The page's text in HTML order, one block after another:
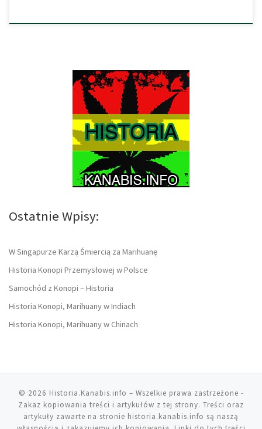
Ostatnie Wpisy:
W Singapurze Karzą Śmiercią za Marihuanę
Historia Konopi Przemysłowej w Polsce
Samochód z Konopi – Historia
Historia Konopi, Marihuany w Indiach
Historia Konopi, Marihuany w Chinach
© 2026 Historia.Kanabis.info – Wszelkie prawa zastrzeżone -
Zakaz kopiowania treści i artykułów z tej strony. Treści oraz
artykuły zawarte na stronie historia.kanabis.info są naszą